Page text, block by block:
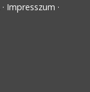
Impresszum